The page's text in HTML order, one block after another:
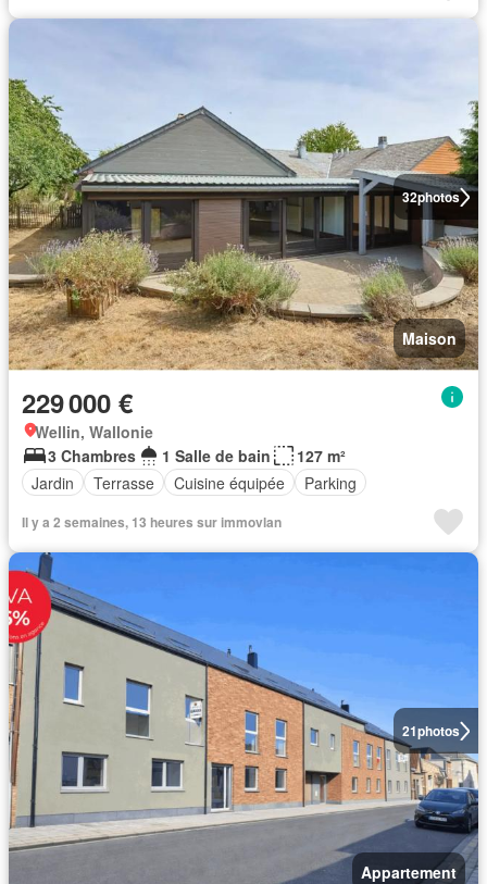
32photos
Maison
229 000 €
Wellin, Wallonie
3 Chambres
1 Salle de bain
127 m²
Jardin
Terrasse Cuisine équipée Parking
Il y a 2 semaines, 13 heures sur immovlan
21photos
Appartement